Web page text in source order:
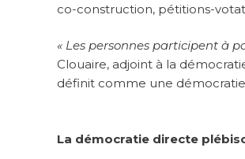
co-construction, pétitions-
« Les personnes participent à
Clouaire, adjoint à la
définit comme une
La démocratie directe